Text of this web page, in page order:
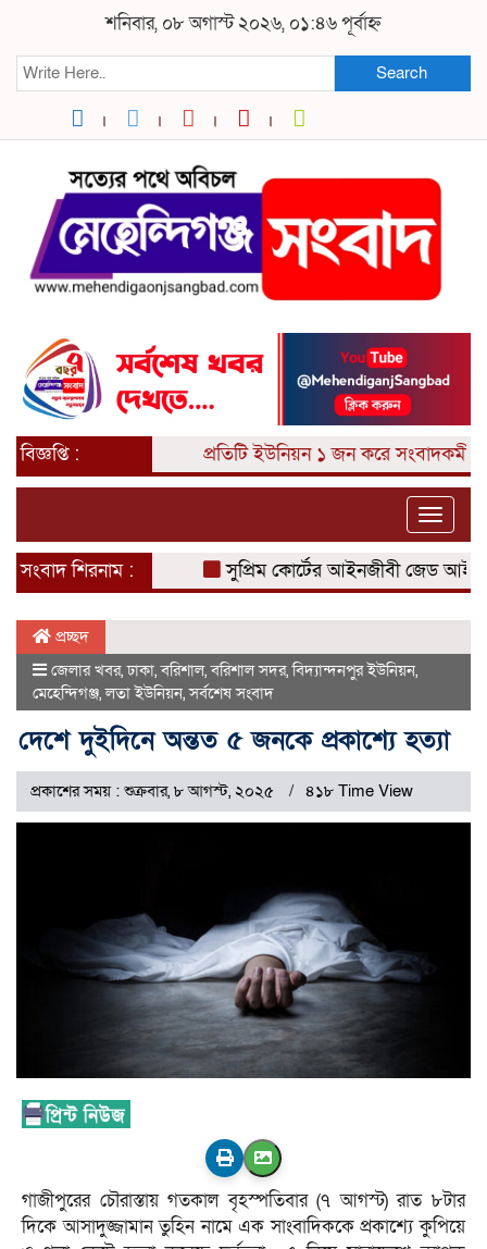
শনিবার, ০৮ অগাস্ট ২০২৬, ০১:৪৬ পূর্বাহ্ন
Search
বিজ্ঞপ্তি : প্রতিটি ইউনিয়ন ১ জন করে সংবাদকর্মী
Toggle
সংবাদ শিরনাম :
সুপ্রিম কোর্টের আইনজীবী জেড আই খান
প্রচ্ছদ
জেলার খবর,ঢাকা,বরিশাল,বরিশাল সদর,বিদ্যান্দনপুর ইউনিয়ন,
মেহেন্দিগঞ্জ,লতা ইউনিয়ন,সর্বশেষ সংবাদ
দেশে দুইদিনে অন্তত ৫ জনকে প্রকাশ্যে হত্যা
প্রকাশের সময় : শুক্রবার, ৮ আগস্ট, ২০২৫ ৪১৮ Time View
গাজীপুরের চৌরাস্তায় গতকাল বৃহস্পতিবার (৭ আগস্ট) রাত ৮টার
দিকে আসাদুজ্জামান তুহিন নামে এক সাংবাদিককে প্রকাশ্যে কুপিয়ে